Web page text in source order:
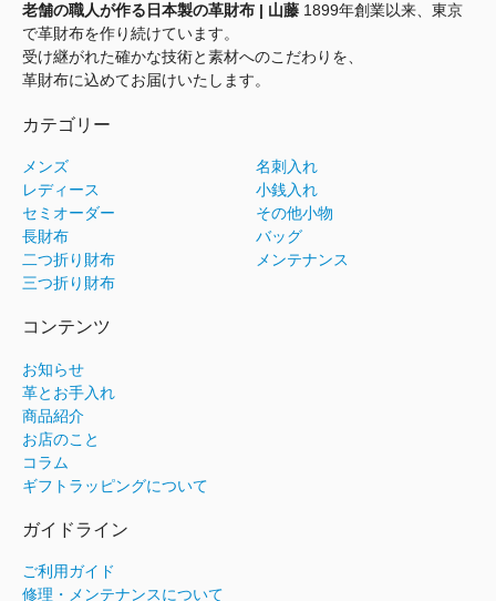
老舗の職人が作る日本製の革財布 | 山藤 1899年創業以来、東京
で革財布を作り続けています。
受け継がれた確かな技術と素材へのこだわりを、
革財布に込めてお届けいたします。
カテゴリー
メンズ
レディース
セミオーダー
長財布
二つ折り財布
三つ折り財布
名刺入れ
小銭入れ
その他小物
バッグ
メンテナンス
コンテンツ
お知らせ
革とお手入れ
商品紹介
お店のこと
コラム
ギフトラッピングについて
ガイドライン
ご利用ガイド
修理・メンテナンスについて